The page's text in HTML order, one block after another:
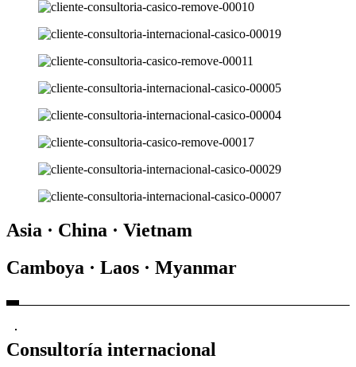
Asia · China · Vietnam
Camboya · Laos · Myanmar
Consultoría internacional